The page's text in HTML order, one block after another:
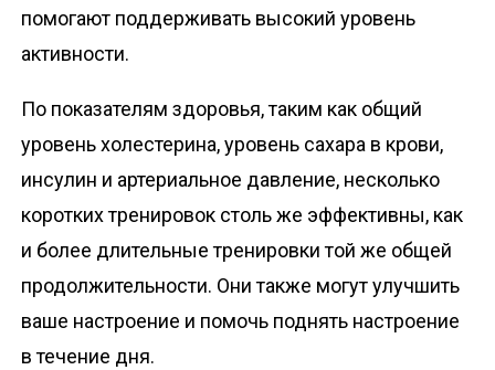
помогают поддерживать высокий уровень
активности.
По показателям здоровья, таким как общий
уровень холестерина, уровень сахара в крови,
инсулин и артериальное давление, несколько
коротких тренировок столь же эффективны, как
и более длительные тренировки той же общей
продолжительности. Они также могут улучшить
ваше настроение и помочь поднять настроение
в течение дня.